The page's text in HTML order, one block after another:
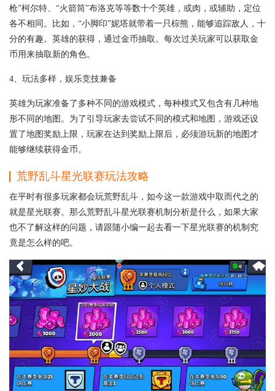
枪”柯尔特、“火箭筒”布洛克等等数十个英雄，或肉，或辅助，定位
各不相同。比如，“小脚印”妮塔就带着一只棕熊，能够追踪敌人，十
分的有趣。英雄的获得，通过金币抽取。每次过关玩家可以获取金
币用来抽取新的角色。
4、玩法多样，娱乐竞技兼备
英雄为玩家准备了多种不同的游戏模式，每种模式又包含有几种地
形不同的地图。为了引导玩家去尝试不同的模式和地图，游戏还设
置了地图奖励上限，玩家在达到奖励上限后，必须游玩新的地图才
能够继续获得金币。
荒野乱斗星光联赛玩法攻略
在平时有很多玩家都会玩荒野乱斗，如今这一款游戏中取而代之的
就是星光联赛。那么荒野乱斗星光联赛机制分析是什么，如果大家
也不了解这样的问题，请跟随小编一起去看一下星光联赛的机制究
竟是怎么样的吧。